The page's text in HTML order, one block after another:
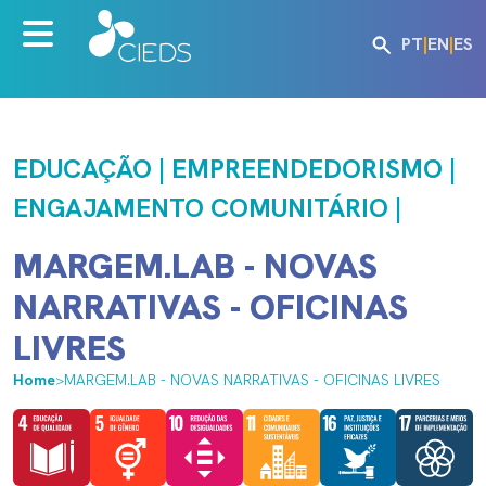
PT|EN|ES
EDUCAÇÃO | EMPREENDEDORISMO |
ENGAJAMENTO COMUNITÁRIO |
MARGEM.LAB - NOVAS
NARRATIVAS - OFICINAS
LIVRES
Home>MARGEM.LAB - NOVAS NARRATIVAS - OFICINAS LIVRES